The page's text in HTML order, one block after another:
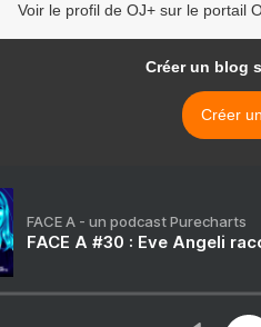
Voir le profil de OJ+ sur le portail
Créer un blog
Créer
FACE A - un podcast Purecharts
FACE A #30 : Eve Angeli